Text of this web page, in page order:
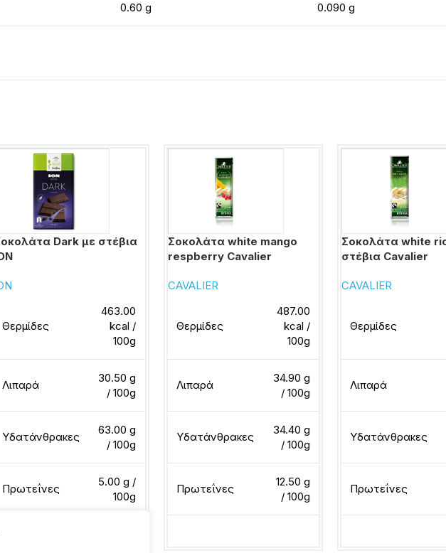
0.60 g 0.090 g
Dark με στέβια
Θερμίδες
463.00
kcal /
100g
Λιπαρά
30.50 g
/ 100g
Υδατάνθρακες
63.00 g
/ 100g
Πρωτεΐνες
5.00 g /
100g
Σοκολάτα white mango
respberry Cavalier
CAVALIER
Θερμίδες
487.00
kcal /
100g
Λιπαρά
34.90 g
/ 100g
Υδατάνθρακες
34.40 g
/ 100g
Πρωτεΐνες
12.50 g
/ 100g
Σοκολάτα white
στέβια Cavalier
CAVALIER
Θερμίδες
Λιπαρά
Υδατάνθρακες
Πρωτεΐνες